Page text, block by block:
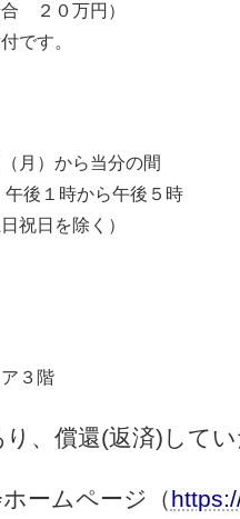
２０万円）
です。
月）から当分の間
後１時から午後５時
祝日を除く）
３階
、償還(返済)して
ームページ（